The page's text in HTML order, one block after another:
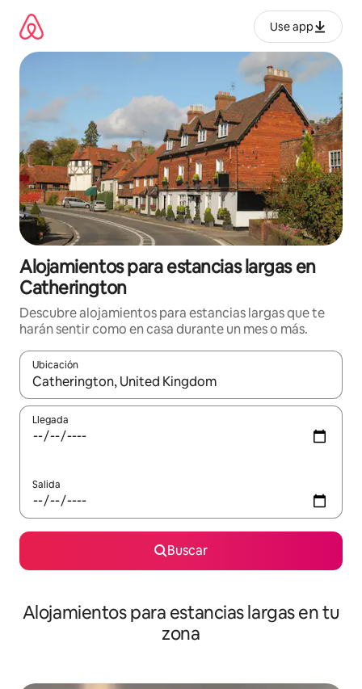
contenido
Use app
Alojamientos para estancias largas en
Catherington
Descubre alojamientos para estancias largas que te
harán sentir como en casa durante un mes o más.
Ubicación
Cuando los resultados estén disponibles, podrás navegar
Llegada
Salida
Buscar
Alojamientos para estancias largas en tu
zona